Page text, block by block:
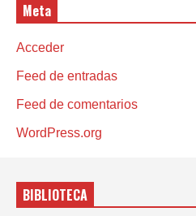
Meta
Acceder
Feed de entradas
Feed de comentarios
WordPress.org
BIBLIOTECA